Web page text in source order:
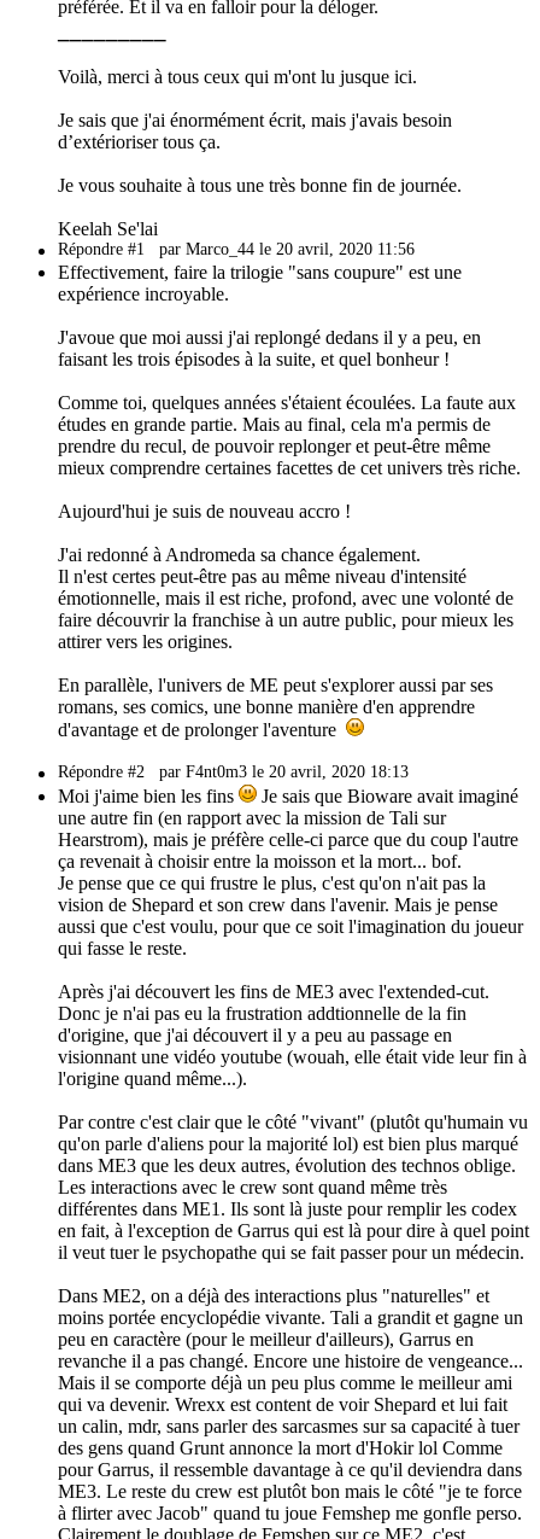
préférée. Et il va en falloir pour la déloger.
Voilà, merci à tous ceux qui m'ont lu jusque ici.
Je sais que j'ai énormément écrit, mais j'avais besoin
d’extérioriser tous ça.
Je vous souhaite à tous une très bonne fin de journée.
Keelah Se'lai
Répondre #1 par Marco_44 le 20 avril, 2020 11:56
Effectivement, faire la trilogie "sans coupure" est une
expérience incroyable.
J'avoue que moi aussi j'ai replongé dedans il y a peu, en
faisant les trois épisodes à la suite, et quel bonheur !
Comme toi, quelques années s'étaient écoulées. La faute aux
études en grande partie. Mais au final, cela m'a permis de
prendre du recul, de pouvoir replonger et peut-être même
mieux comprendre certaines facettes de cet univers très riche.
Aujourd'hui je suis de nouveau accro !
J'ai redonné à Andromeda sa chance également.
Il n'est certes peut-être pas au même niveau d'intensité
émotionnelle, mais il est riche, profond, avec une volonté de
faire découvrir la franchise à un autre public, pour mieux les
attirer vers les origines.
En parallèle, l'univers de ME peut s'explorer aussi par ses
romans, ses comics, une bonne manière d'en apprendre
d'avantage et de prolonger l'aventure
Répondre #2 par F4nt0m3 le 20 avril, 2020 18:13
Moi j'aime bien les fins
Je sais que Bioware avait imaginé
une autre fin (en rapport avec la mission de Tali sur
Hearstrom), mais je préfère celle-ci parce que du coup l'autre
ça revenait à choisir entre la moisson et la mort... bof.
Je pense que ce qui frustre le plus, c'est qu'on n'ait pas la
vision de Shepard et son crew dans l'avenir. Mais je pense
aussi que c'est voulu, pour que ce soit l'imagination du joueur
qui fasse le reste.
Après j'ai découvert les fins de ME3 avec l'extended-cut.
Donc je n'ai pas eu la frustration addtionnelle de la fin
d'origine, que j'ai découvert il y a peu au passage en
visionnant une vidéo youtube (wouah, elle était vide leur fin à
l'origine quand même...).
Par contre c'est clair que le côté "vivant" (plutôt qu'humain vu
qu'on parle d'aliens pour la majorité lol) est bien plus marqué
dans ME3 que les deux autres, évolution des technos oblige.
Les interactions avec le crew sont quand même très
différentes dans ME1. Ils sont là juste pour remplir les codex
en fait, à l'exception de Garrus qui est là pour dire à quel point
il veut tuer le psychopathe qui se fait passer pour un médecin.
Dans ME2, on a déjà des interactions plus "naturelles" et
moins portée encyclopédie vivante. Tali a grandit et gagne un
peu en caractère (pour le meilleur d'ailleurs), Garrus en
revanche il a pas changé. Encore une histoire de vengeance...
Mais il se comporte déjà un peu plus comme le meilleur ami
qui va devenir. Wrexx est content de voir Shepard et lui fait
un calin, mdr, sans parler des sarcasmes sur sa capacité à tuer
des gens quand Grunt annonce la mort d'Hokir lol Comme
pour Garrus, il ressemble davantage à ce qu'il deviendra dans
ME3. Le reste du crew est plutôt bon mais le côté "je te force
à flirter avec Jacob" quand tu joue Femshep me gonfle perso.